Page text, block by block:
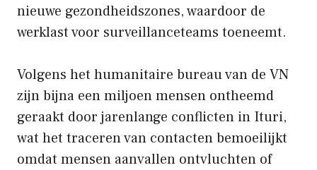
nieuwe gezondheidszones, waardoor de
werklast voor surveillanceteams toeneemt.
Volgens het humanitaire bureau van de VN
zijn bijna een miljoen mensen ontheemd
geraakt door jarenlange conflicten in Ituri,
wat het traceren van contacten bemoeilijkt
omdat mensen aanvallen ontvluchten of